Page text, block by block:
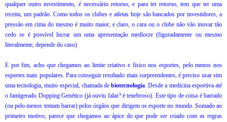
qualquer outro investimento, é necessário retorno, e para ter retorno, tem que ter uma
receita, um padrão. Como todos os clubes e atletas hoje são bancados por investidores, a
pressão em cima do mesmo é muito maior, e claro, o cara ou o clube não vão inovar tão
cedo se é possível lucrar um uma apresentação medíocre (figuradamente ou mesmo
literalmente, depende do caso)
E por fim, acho que chegamos ao limite criativo e físico nos esportes, pelo menos nos
esportes mais populares. Para conseguir resultado mais surpreendentes, é preciso usar sim
uma tecnologia, muito especial, chamada debiotecnologia. Desde a medicina esportiva até
o famigerado Dopping Genético (já ouviu falar? é tenebroso). Este tipo de coisa é barrado
(ou pelo menos tentam barrar) pelos órgãos que dirigem os esporte no mundo. Somado ao
primeiro motivo, parece que chegamos ao ápice do que pode ser criado com as regras